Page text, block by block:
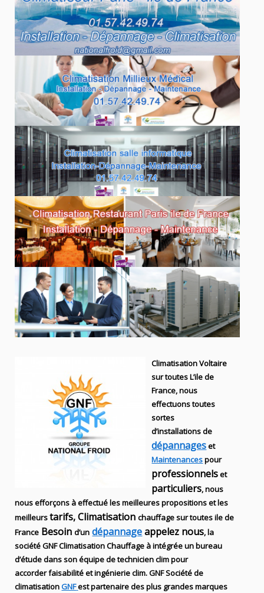
Climatisation Voltaire
sur toutes L’ile de
France, nous
effectuons toutes
sortes
d’installationsde
dépannageset
Maintenancespour
professionnelset
particuliers, nous
nous efforçons à effectué les meilleures propositions et les
meilleurstarifs, Climatisationchauffage sur toutes ile de
France Besoind’un dépannageappelez nous, la
sociétéGNFClimatisation Chauffage à intégrée un bureau
d’étude dans son équipe de technicienclimpour
accorder faisabilité et ingénierieclim.GNFSociété de
climatisationGNFest partenaire des plus grandes marques